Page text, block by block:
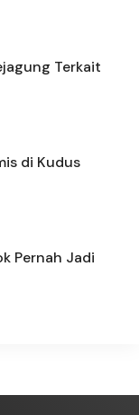
Terkait
di Kudus
Pernah Jadi